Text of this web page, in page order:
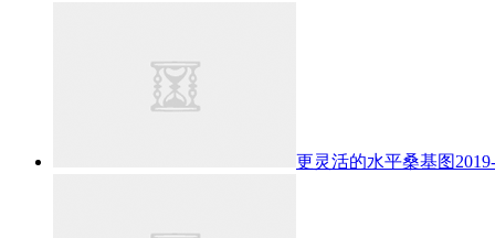
更灵活的水平桑基图